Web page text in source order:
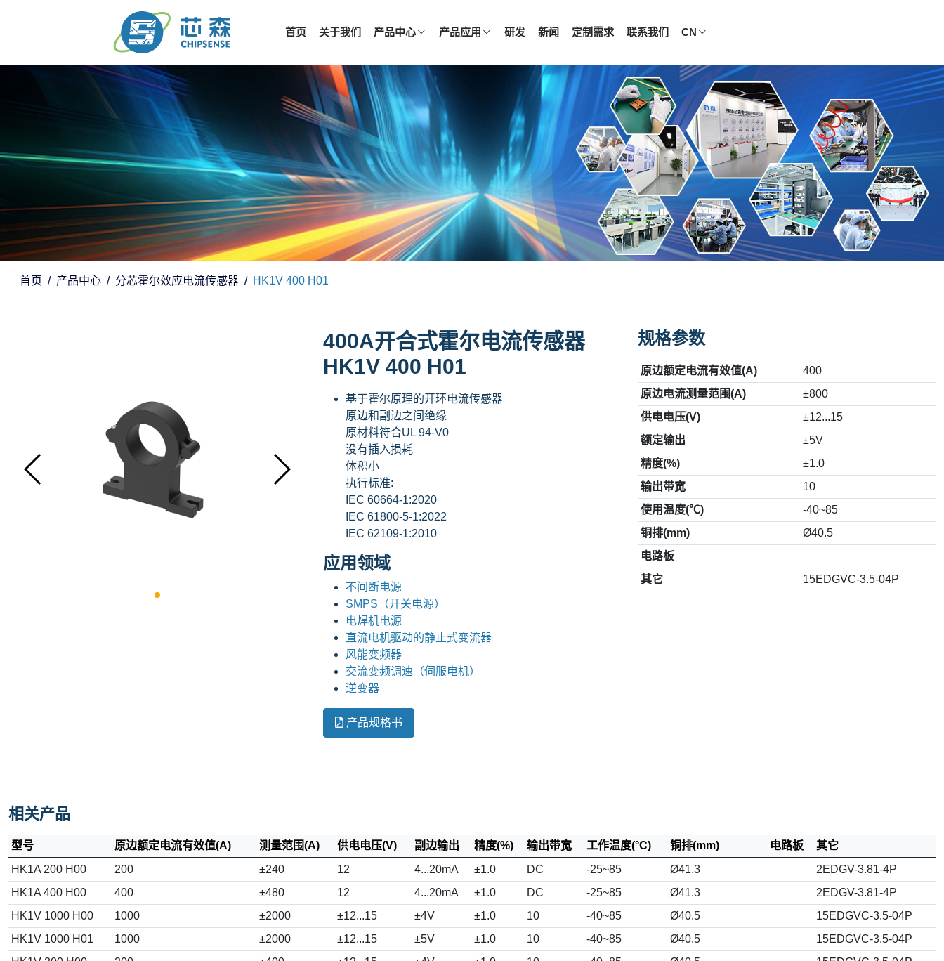
首页 关于我们 产品中心 产品应用 研发 新闻 定制需求 联系我们 CN
首页 产品中心 分芯霍尔效应电流传感器 HK1V 400 H01
400A开合式霍尔电流传感器
HK1V 400 H01
基于霍尔原理的开环电流传感器
原边和副边之间绝缘
原材料符合UL 94-V0
没有插入损耗
体积小
执行标准:
IEC 60664-1:2020
IEC 61800-5-1:2022
IEC 62109-1:2010
应用领域
不间断电源
SMPS（开关电源）
电焊机电源
直流电机驱动的静止式变流器
风能变频器
交流变频调速（伺服电机）
逆变器
产品规格书
规格参数
原边额定电流有效值(A)
400
原边电流测量范围(A)
±800
供电电压(V)
±12...15
额定输出
±5V
精度(%)
±1.0
输出带宽
10
使用温度(℃)
-40~85
铜排(mm)
Ø40.5
电路板
其它
15EDGVC-3.5-04P
相关产品
型号 原边额定电流有效值(A) 测量范围(A) 供电电压(V) 副边输出 精度(%) 输出带宽 工作温度(°C) 铜排(mm) 电路板
其它
HK1A 200 H00
200 ±240 12 4...20mA ±1.0 DC -25~85 Ø41.3
2EDGV-3.81-4P
HK1A 400 H00
400 ±480 12 4...20mA ±1.0 DC -25~85 Ø41.3
2EDGV-3.81-4P
HK1V 1000 H00
1000 ±2000 ±12...15 ±4V ±1.0 10 -40~85 Ø40.5
15EDGVC-3.5-04P
HK1V 1000 H01
1000 ±2000 ±12...15 ±5V ±1.0 10 -40~85 Ø40.5
15EDGVC-3.5-04P